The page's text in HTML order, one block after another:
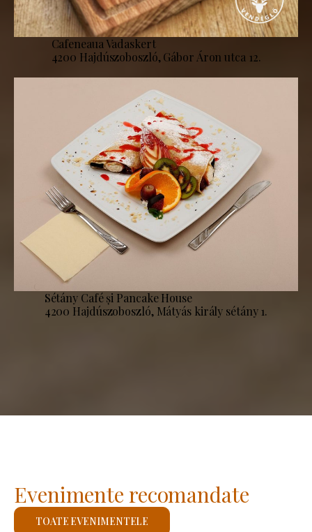
Cafeneaua Vadaskert
4200 Hajdúszoboszló, Gábor Áron utca 12.
Sétány Café și Pancake House
4200 Hajdúszoboszló, Mátyás király sétány 1.
Evenimente recomandate
TOATE EVENIMENTELE